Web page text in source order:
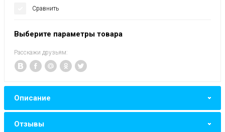
Сравнить
Выберите параметры товара
Расскажи друзьям:
Описание
Отзывы